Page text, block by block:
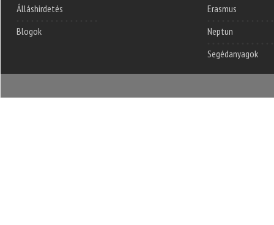
Álláshirdetés
Blogok
Erasmus
Neptun
Segédanyagok